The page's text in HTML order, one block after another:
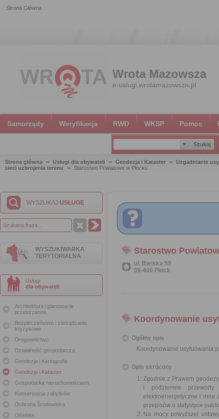
Strona Główna
Wrota Mazowsza
e-uslugi.wrotamazowsza.pl
Samorządy Weryfikacja RWD WKSP Pomoc
Strona główna Usługi dla obywateli Geodezja i Kataster
Uzgadnianie
sieci uzbrojenia terenu
Starostwo Powiatowe w Płocku
WYSZUKAJ USŁUGĘ
WYSZUKIWARKA
TERYTORIALNA
Usługi
dla obywateli
Architektura i planowanie
przestrzenne
Bezpieczeństwo i zarządzanie
kryzysowe
Drogownictwo
Działalność gospodarcza
Geodezja i Kartografia
Geodezja i Kataster
Gospodarka nieruchomościami
Konserwacja zabytków
Ochrona Środowiska
Oświata
Starostwo
ul. Bielska 59
09-400 Płock
Koordynowanie
Ogólny opis
Koordynowanie usytuowania
Opis skrócony
Zgodnie z Prawem
i podziemne przewody
elektroenergetyczne i inne
przepisów o statystyce
Na mocy powyższej